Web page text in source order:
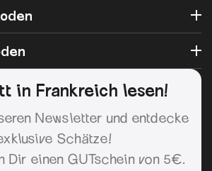
in Frankreich lesen!
Newsletter und entdecke
Schätze!
Dir einen GUTschein von 5€.